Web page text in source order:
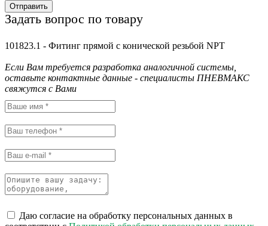
Отправить
Задать вопрос по товару
101823.1 - Фитинг прямой с конической резьбой NPT
Если Вам требуется разработка аналогичной системы,
оставьте контактные данные - специалисты ПНЕВМАКС
свяжутся с Вами
Даю согласие на обработку персональных данных в